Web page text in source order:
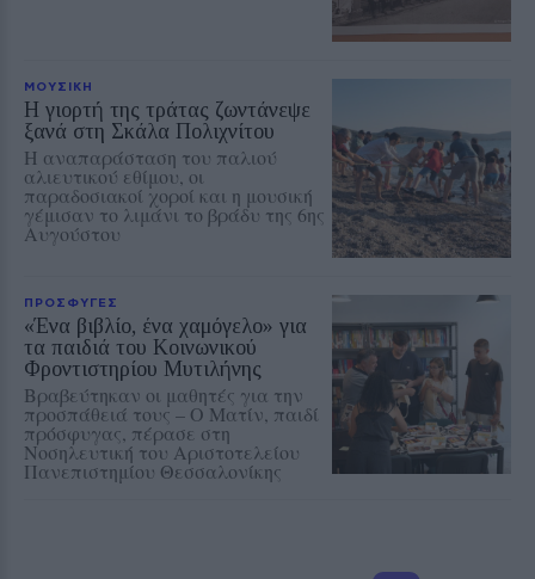
ΜΟΥΣΙΚΗ
Η γιορτή της τράτας ζωντάνεψε
ξανά στη Σκάλα Πολιχνίτου
Η αναπαράσταση του παλιού
αλιευτικού εθίμου, οι
παραδοσιακοί χοροί και η μουσική
γέμισαν το λιμάνι το βράδυ της 6ης
Αυγούστου
ΠΡΟΣΦΥΓΕΣ
«Ένα βιβλίο, ένα χαμόγελο» για
τα παιδιά του Κοινωνικού
Φροντιστηρίου Μυτιλήνης
Βραβεύτηκαν οι μαθητές για την
προσπάθειά τους – Ο Ματίν, παιδί
πρόσφυγας, πέρασε στη
Νοσηλευτική του Αριστοτελείου
Πανεπιστημίου Θεσσαλονίκης